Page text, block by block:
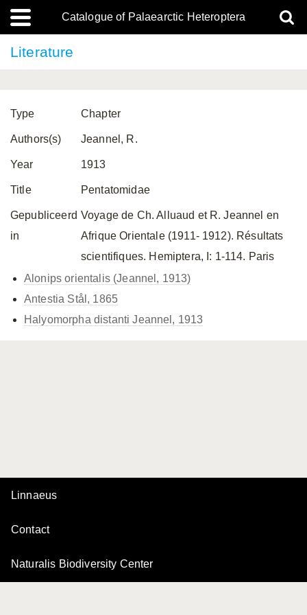
Catalogue of Palaearctic Heteroptera
Literature
Type Chapter
Authors(s) Jeannel, R.
Year 1913
Title Pentatomidae
Gepubliceerd
in
Voyage de Ch. Alluaud et R. Jeannel en
Afrique Orientale (1911- 1912). Résultats
scientifiques. Hemiptera, I: 1-114. Paris
Alonips orientalis (Jeannel, 1913)
Antestia Stål, 1865
Halyomorpha distanti Jeannel, 1913
Linnaeus
Contact
Naturalis Biodiversity Center